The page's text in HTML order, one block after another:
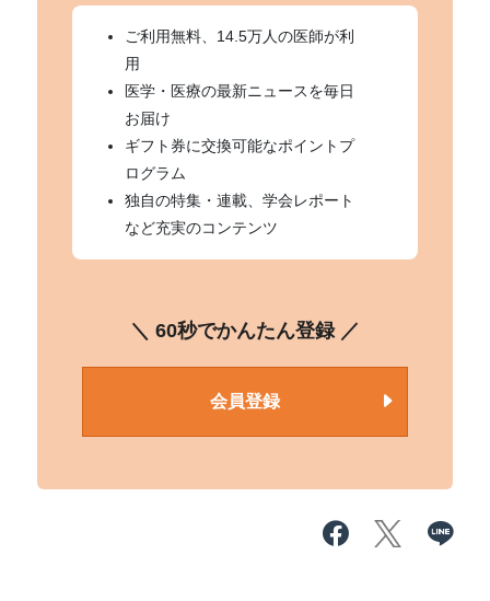
ご利用無料、14.5万人の医師が利
用
医学・医療の最新ニュースを毎日
お届け
ギフト券に交換可能なポイントプ
ログラム
独自の特集・連載、学会レポート
など充実のコンテンツ
＼ 60秒でかんたん登録 ／
会員登録